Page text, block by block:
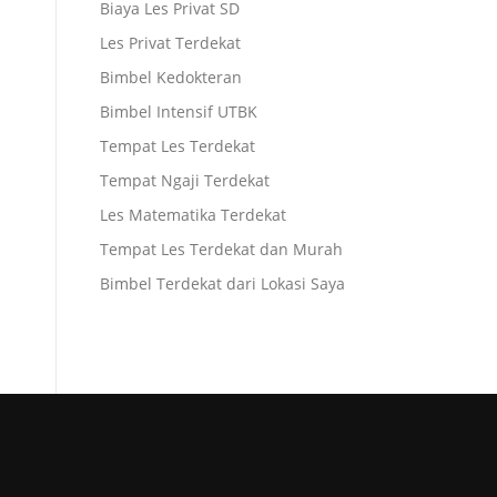
Biaya Les Privat SD
Les Privat Terdekat
Bimbel Kedokteran
Bimbel Intensif UTBK
Tempat Les Terdekat
Tempat Ngaji Terdekat
Les Matematika Terdekat
Tempat Les Terdekat dan Murah
Bimbel Terdekat dari Lokasi Saya